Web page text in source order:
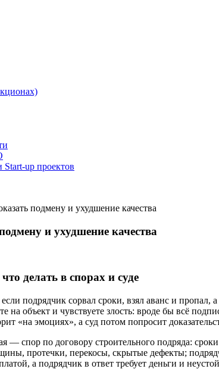
up проектов
подмену и ухудшение качества
и ухудшение качества
делать в спорах и суде
подрядчик сорвал сроки, взял аванс и
объект и чувствуете злость: вроде бы всё
«на эмоциях», а суд потом попросит
спор по договору строительного подряда: сроки
протечки, перекосы, скрытые дефекты;
а подрядчик в ответ требует деньги и